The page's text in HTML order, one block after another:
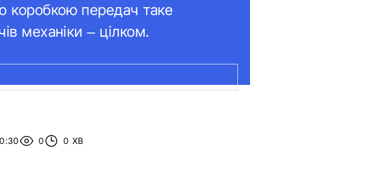
коробкою передач таке
механіки – цілком.
0 0 ХВ